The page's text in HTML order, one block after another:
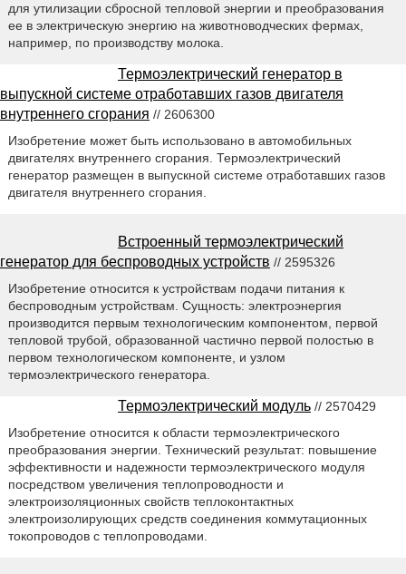
для утилизации сбросной тепловой энергии и преобразования
ее в электрическую энергию на животноводческих фермах,
например, по производству молока.
Термоэлектрический генератор в
выпускной системе отработавших газов двигателя
внутреннего сгорания // 2606300
Изобретение может быть использовано в автомобильных
двигателях внутреннего сгорания. Термоэлектрический
генератор размещен в выпускной системе отработавших газов
двигателя внутреннего сгорания.
Встроенный термоэлектрический
генератор для беспроводных устройств // 2595326
Изобретение относится к устройствам подачи питания к
беспроводным устройствам. Сущность: электроэнергия
производится первым технологическим компонентом, первой
тепловой трубой, образованной частично первой полостью в
первом технологическом компоненте, и узлом
термоэлектрического генератора.
Термоэлектрический модуль // 2570429
Изобретение относится к области термоэлектрического
преобразования энергии. Технический результат: повышение
эффективности и надежности термоэлектрического модуля
посредством увеличения теплопроводности и
электроизоляционных свойств теплоконтактных
электроизолирующих средств соединения коммутационных
токопроводов с теплопроводами.